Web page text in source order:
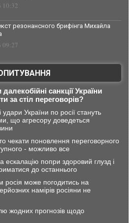
10:32
резонансного брифінга Михайла
09:27
санкції України
за стіл переговорів?
удари України по росії стануть
що агресору доведеться
чекати поновлення переговорного
- можливо все
ескалацію попри здоровий глузд і
до останнього
може погодитись на
намірів росіяни не
жодних прогнозів щодо